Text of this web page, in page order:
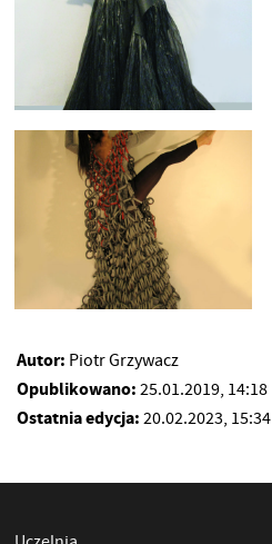
Autor: Piotr Grzywacz
Opublikowano: 25.01.2019, 14:18
Ostatnia edycja: 20.02.2023, 15:34